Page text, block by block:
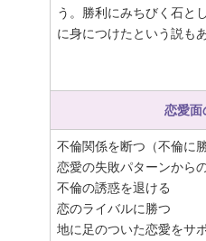
う。勝利にみちびく石と
に身につけたという説も
恋愛面
不倫関係を断つ（不倫に勝
恋愛の失敗パターンから
不倫の誘惑を退ける
恋のライバルに勝つ
地に足のついた恋愛をサ